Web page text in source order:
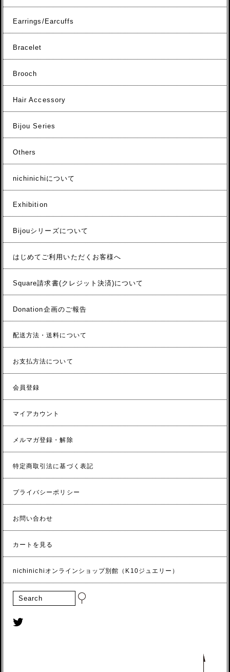
Earrings/Earcuffs
Bracelet
Brooch
Hair Accessory
Bijou Series
Others
nichinichiについて
Exhibition
Bijouシリーズについて
はじめてご利用いただくお客様へ
Square請求書(クレジット決済)について
Donation企画のご報告
配送方法・送料について
お支払方法について
会員登録
マイアカウント
メルマガ登録・解除
特定商取引法に基づく表記
プライバシーポリシー
お問い合わせ
カートを見る
nichinichiオンラインショップ別館（K10ジュエリー）